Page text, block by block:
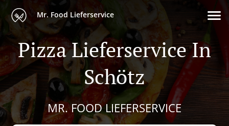
Mr. Food Lieferservice
Pizza Lieferservice In
Schötz
MR. FOOD LIEFERSERVICE